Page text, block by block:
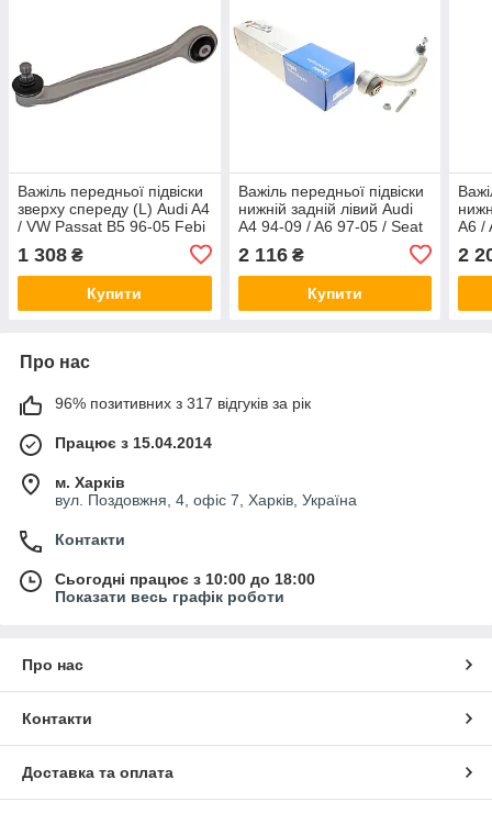
Важіль передньої підвіски
зверху спереду (L) Audi A4
/ VW Passat B5 96-05 Febi
1 308 ₴
Купити
Важіль передньої підвіски
нижній задній лівий Audi
A4 94-09 / A6 97-05 / Seat
00-05 Delphi TC769
2 116₴
Купити
A6 /
Febi
2
Про нас
96% позитивних з 317 відгуків за рік
Працює з 15.04.2014
м. Харків
вул. Поздовжня, 4, офіс 7, Харків, Україна
Контакти
Сьогодні працює з 10:00 до 18:00
Показати весь графік роботи
Про нас
Контакти
Доставка та оплата